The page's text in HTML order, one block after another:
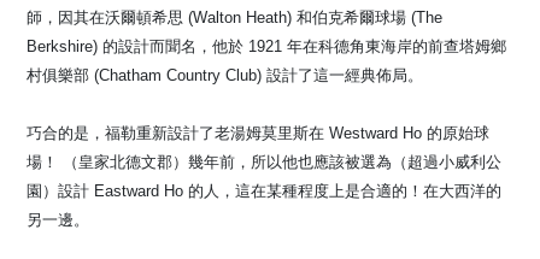
師，因其在沃爾頓希思 (Walton Heath) 和伯克希爾球場 (The
Berkshire) 的設計而聞名，他於 1921 年在科德角東海岸的前查塔姆鄉
村俱樂部 (Chatham Country Club) 設計了這一經典佈局。
巧合的是，福勒重新設計了老湯姆莫里斯在 Westward Ho 的原始球
場！ （皇家北德文郡）幾年前，所以他也應該被選為（超過小威利公
園）設計 Eastward Ho 的人，這在某種程度上是合適的！在大西洋的
另一邊。